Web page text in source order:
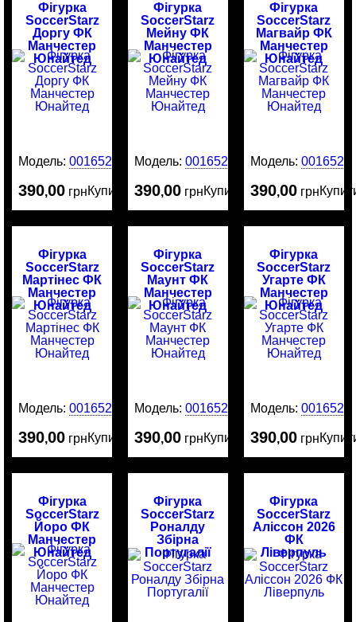
Фігурка
SoccerStarz
Доргу ФК
Манчестер
Юнайтед
Модель:0016529
390,00 грнКупити
Фігурка
SoccerStarz
Мейну ФК
Манчестер
Юнайтед
Модель:0016528
390,00 грнКупити
Фігурка
SoccerStarz
Магвайр ФК
Манчестер
Юнайтед
Модель: 0016526
390,00 грн
Фігурка
SoccerStarz
Мартінес ФК
Манчестер
Юнайтед
Модель:0016525
390,00 грнКупити
Фігурка
SoccerStarz
Маунт ФК
Манчестер
Юнайтед
Модель:0016524
390,00 грнКупити
Фігурка
SoccerStarz
Угарте ФК
Манчестер
Юнайтед
Модель: 0016523
390,00 грн
Фігурка
SoccerStarz
Йоро ФК
Манчестер
Юнайтед
Фігурка
SoccerStarz
Роналду
Збірна
Португалії
Фігурка
SoccerStarz
Аліссон 2026
ФК
Ліверпуль